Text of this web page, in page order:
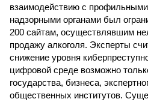
взаимодействию с
надзорными органами был
200 сайтам, осуществлявшим
продажу алкоголя. Эксперты
снижение уровня
цифровой среде возможно
государства, бизнеса,
общественных институтов.